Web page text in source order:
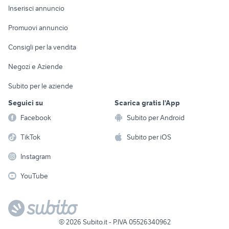
Console e
Fotografia
Telefonia
Biciclette
Inserisci annuncio
Promuovi annuncio
Consigli per la vendita
Negozi e Aziende
Subito per le aziende
Seguici su
Facebook
TikTok
Instagram
YouTube
Scarica gratis l'App
Subito per Android
Subito per iOS
©2026 Subito.it - P.IVA 05526340962